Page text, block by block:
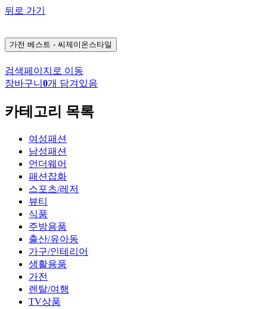
뒤로 가기
가전 베스트 - 씨제이온스타일
검색페이지로 이동
장바구니 0개 담겨있음
카테고리 목록
여성패션
남성패션
언더웨어
패션잡화
스포츠/레저
뷰티
식품
주방용품
출산/유아동
가구/인테리어
생활용품
가전
렌탈/여행
TV상품